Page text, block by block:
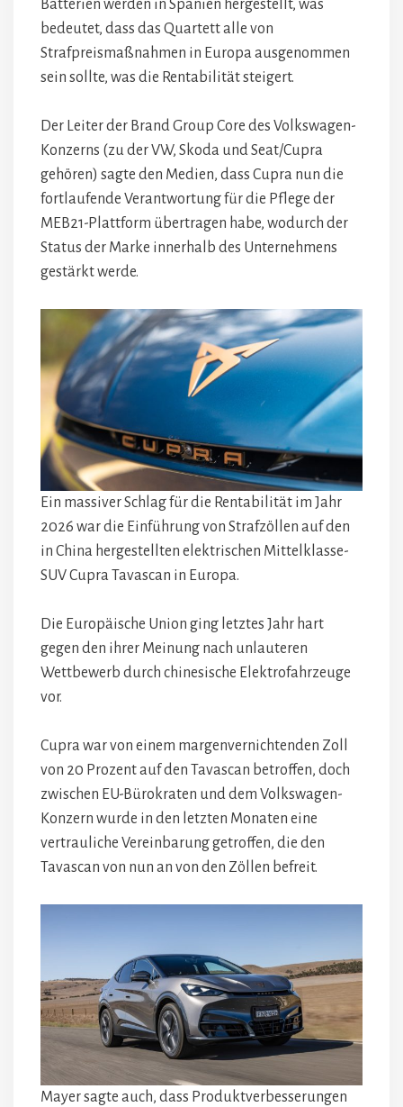
Batterien werden in Spanien hergestellt, was
bedeutet, dass das Quartett alle von
Strafpreismaßnahmen in Europa ausgenommen
sein sollte, was die Rentabilität steigert.
Der Leiter der Brand Group Core des Volkswagen-
Konzerns (zu der VW, Skoda und Seat/Cupra
gehören) sagte den Medien, dass Cupra nun die
fortlaufende Verantwortung für die Pflege der
MEB21-Plattform übertragen habe, wodurch der
Status der Marke innerhalb des Unternehmens
gestärkt werde.
Ein massiver Schlag für die Rentabilität im Jahr
2026 war die Einführung von Strafzöllen auf den
in China hergestellten elektrischen Mittelklasse-
SUV Cupra Tavascan in Europa.
Die Europäische Union ging letztes Jahr hart
gegen den ihrer Meinung nach unlauteren
Wettbewerb durch chinesische Elektrofahrzeuge
vor.
Cupra war von einem margenvernichtenden Zoll
von 20 Prozent auf den Tavascan betroffen, doch
zwischen EU-Bürokraten und dem Volkswagen-
Konzern wurde in den letzten Monaten eine
vertrauliche Vereinbarung getroffen, die den
Tavascan von nun an von den Zöllen befreit.
Mayer sagte auch, dass Produktverbesserungen